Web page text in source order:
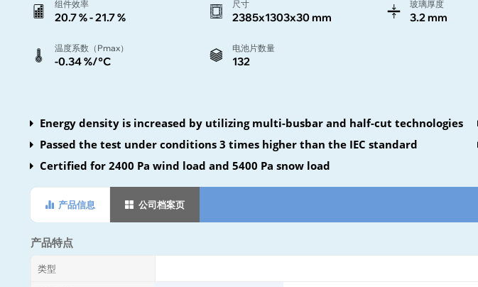
组件效率
20.7 % - 21.7 %
尺寸
2385x1303x30 mm
玻璃厚度
3.2 mm
温度系数（Pmax）
-0.34 %/°C
电池片数量
132
Energy density is increased by utilizing multi-busbar and half-cut technologies
Passed the test under conditions 3 times higher than the IEC standard
Certified for 2400 Pa wind load and 5400 Pa snow load
产品信息 公司档案页
产品特点
类型